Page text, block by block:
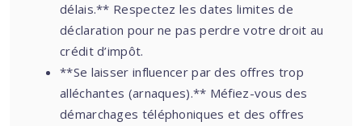
délais.** Respectez les dates limites de
déclaration pour ne pas perdre votre droit au
crédit d’impôt.
**Se laisser influencer par des offres trop
alléchantes (arnaques).** Méfiez-vous des
démarchages téléphoniques et des offres